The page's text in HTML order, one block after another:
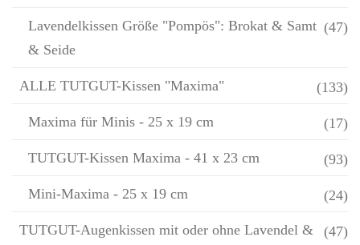
Lavendelkissen Größe "Pompös": Brokat & Samt
& Seide
(47)
ALLE TUTGUT-Kissen "Maxima" (133)
Maxima für Minis - 25 x 19 cm (17)
TUTGUT-Kissen Maxima - 41 x 23 cm (93)
Mini-Maxima - 25 x 19 cm (24)
TUTGUT-Augenkissen mit oder ohne Lavendel &
(47)